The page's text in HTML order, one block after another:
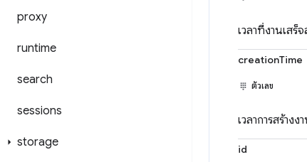
proxy
runtime
search
sessions
storage
เวลาที่งานเส
creationTime
ตัวเลข
เวลาการสร้าง
id